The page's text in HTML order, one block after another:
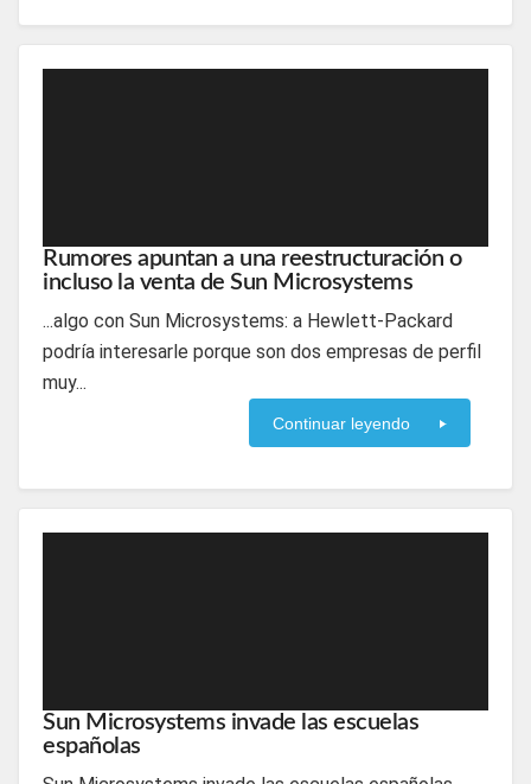
Rumores apuntan a una reestructuración o
incluso la venta de Sun Microsystems
...algo con Sun Microsystems: a Hewlett-Packard
podría interesarle porque son dos empresas de perfil
muy...
Continuar leyendo
Sun Microsystems invade las escuelas
españolas